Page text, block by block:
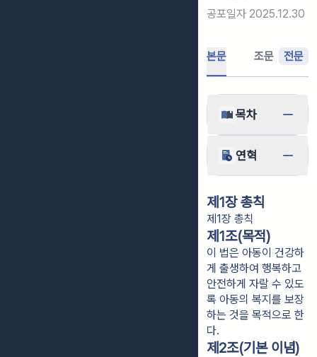
공포일자 2025.12.30
본문 조문 전문
목차
연혁
제1장 총칙
제1장 총칙
제1조(목적)
이 법은 아동이 건강하
게 출생하여 행복하고
안전하게 자랄 수 있도
록 아동의 복지를 보장
하는 것을 목적으로 한
다.
제2조(기본 이념)